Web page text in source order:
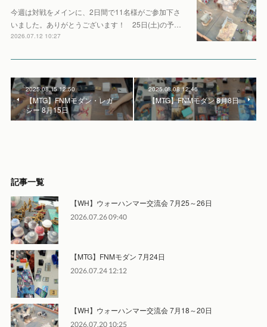
今週は対戦をメインに、2日間で11名様がご参加下さ
いました。ありがとうございます！ 25日(土)の予…
2026.07.12 10:27
2025.08.15 12:50
【MTG】FNMモダン・レガ
シー 8月15日
2025.08.08 12:46
【MTG】FNMモダン 8月8日
記事一覧
【WH】ウォーハンマー交流会 7月25～26日
2026.07.26 09:40
【MTG】FNMモダン 7月24日
2026.07.24 12:12
【WH】ウォーハンマー交流会 7月18～20日
2026.07.20 10:25